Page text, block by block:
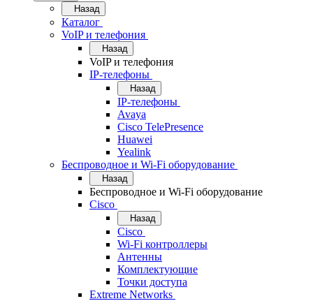
Назад
Каталог
VoIP и телефония
Назад
VoIP и телефония
IP-телефоны
Назад
IP-телефоны
Avaya
Cisco TelePresence
Huawei
Yealink
Беспроводное и Wi-Fi оборудование
Назад
Беспроводное и Wi-Fi оборудование
Cisco
Назад
Cisco
Wi-Fi контроллеры
Антенны
Комплектующие
Точки доступа
Extreme Networks